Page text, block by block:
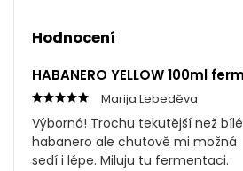
Hodnocení
Marija Lebeděva
Výborná! Trochu tekutější než bílé
habanero ale chutově mi možná
sedí i lépe. Miluju tu fermentaci.